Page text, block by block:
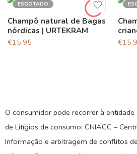
ESGOTADO
Champô natural de Bagas
nórdicas | URTEKRAM
€15,95
€
O consumidor pode recorrer à
de Litígios de consumo: CNIACC –
Informação e arbitragem de conflitos